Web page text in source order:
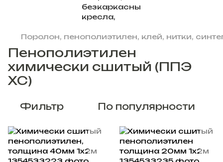
Поролон, пенополиэтилен, клей, нитки,
Пенополиэтилен
химически сшитый (ППЭ
ХС)
Фильтр По популярности